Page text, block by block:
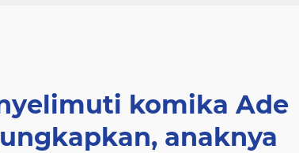
komika Ade
anaknya